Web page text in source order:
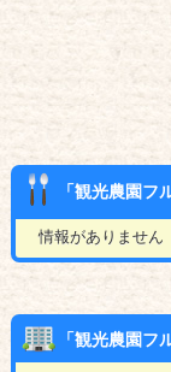
「観光農園フ
情報がありません
「観光農園